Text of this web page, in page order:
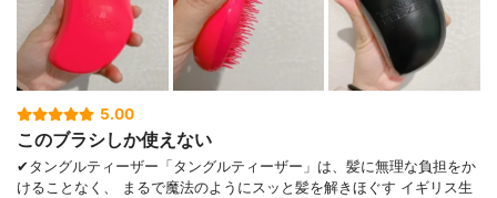
5.00
このブラシしか使えない
✔︎タングルティーザー「タングルティーザー」は、髪に無理な負担をか
けることなく、 まるで魔法のようにスッと髪を解きほぐす イギリス生